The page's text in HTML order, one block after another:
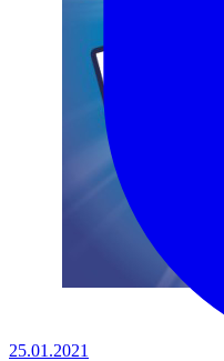
25.01.2021